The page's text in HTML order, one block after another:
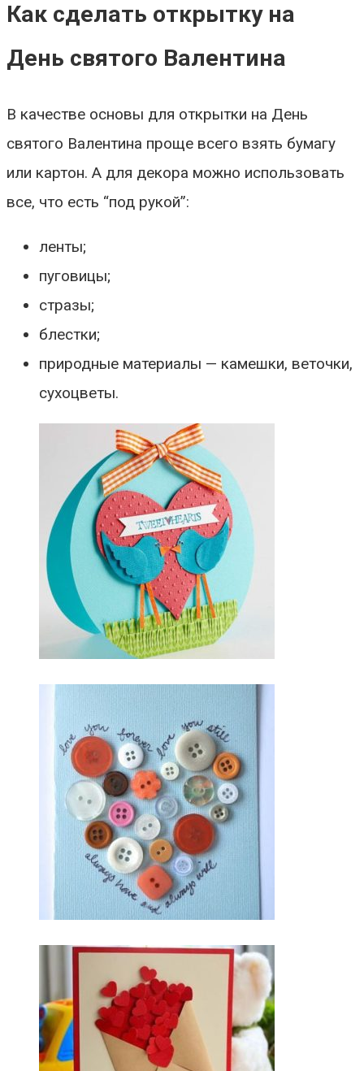
Как сделать открытку на
День святого Валентина
В качестве основы для открытки на День
святого Валентина проще всего взять бумагу
или картон. А для декора можно использовать
все, что есть “под рукой”:
ленты;
пуговицы;
стразы;
блестки;
природные материалы — камешки, веточки,
сухоцветы.